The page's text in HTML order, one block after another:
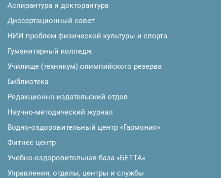
Аспирантура и докторантура
Диссертационный совет
НИИ проблем физической культуры и спорта
Гуманитарный колледж
Училище (техникум) олимпийского резерва
Библиотека
Редакционно-издательский отдел
Научно-методический журнал
Водно-оздоровительный центр «Гармония»
Фитнес центр
Учебно-оздоровительная база «БЕТТА»
Управления, отделы, центры и службы